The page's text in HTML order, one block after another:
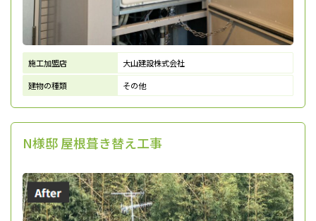
施工加盟店
大山建設株式会社
建物の種類
その他
N様邸 屋根葺き替え工事